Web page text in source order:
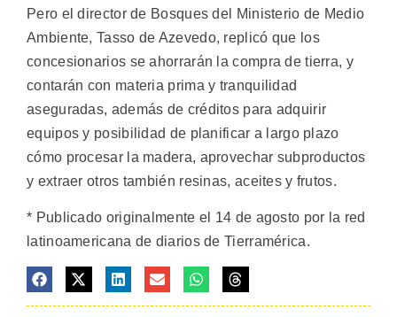
Pero el director de Bosques del Ministerio de Medio
Ambiente, Tasso de Azevedo, replicó que los
concesionarios se ahorrarán la compra de tierra, y
contarán con materia prima y tranquilidad
aseguradas, además de créditos para adquirir
equipos y posibilidad de planificar a largo plazo
cómo procesar la madera, aprovechar subproductos
y extraer otros también resinas, aceites y frutos.
* Publicado originalmente el 14 de agosto por la red
latinoamericana de diarios de Tierramérica.